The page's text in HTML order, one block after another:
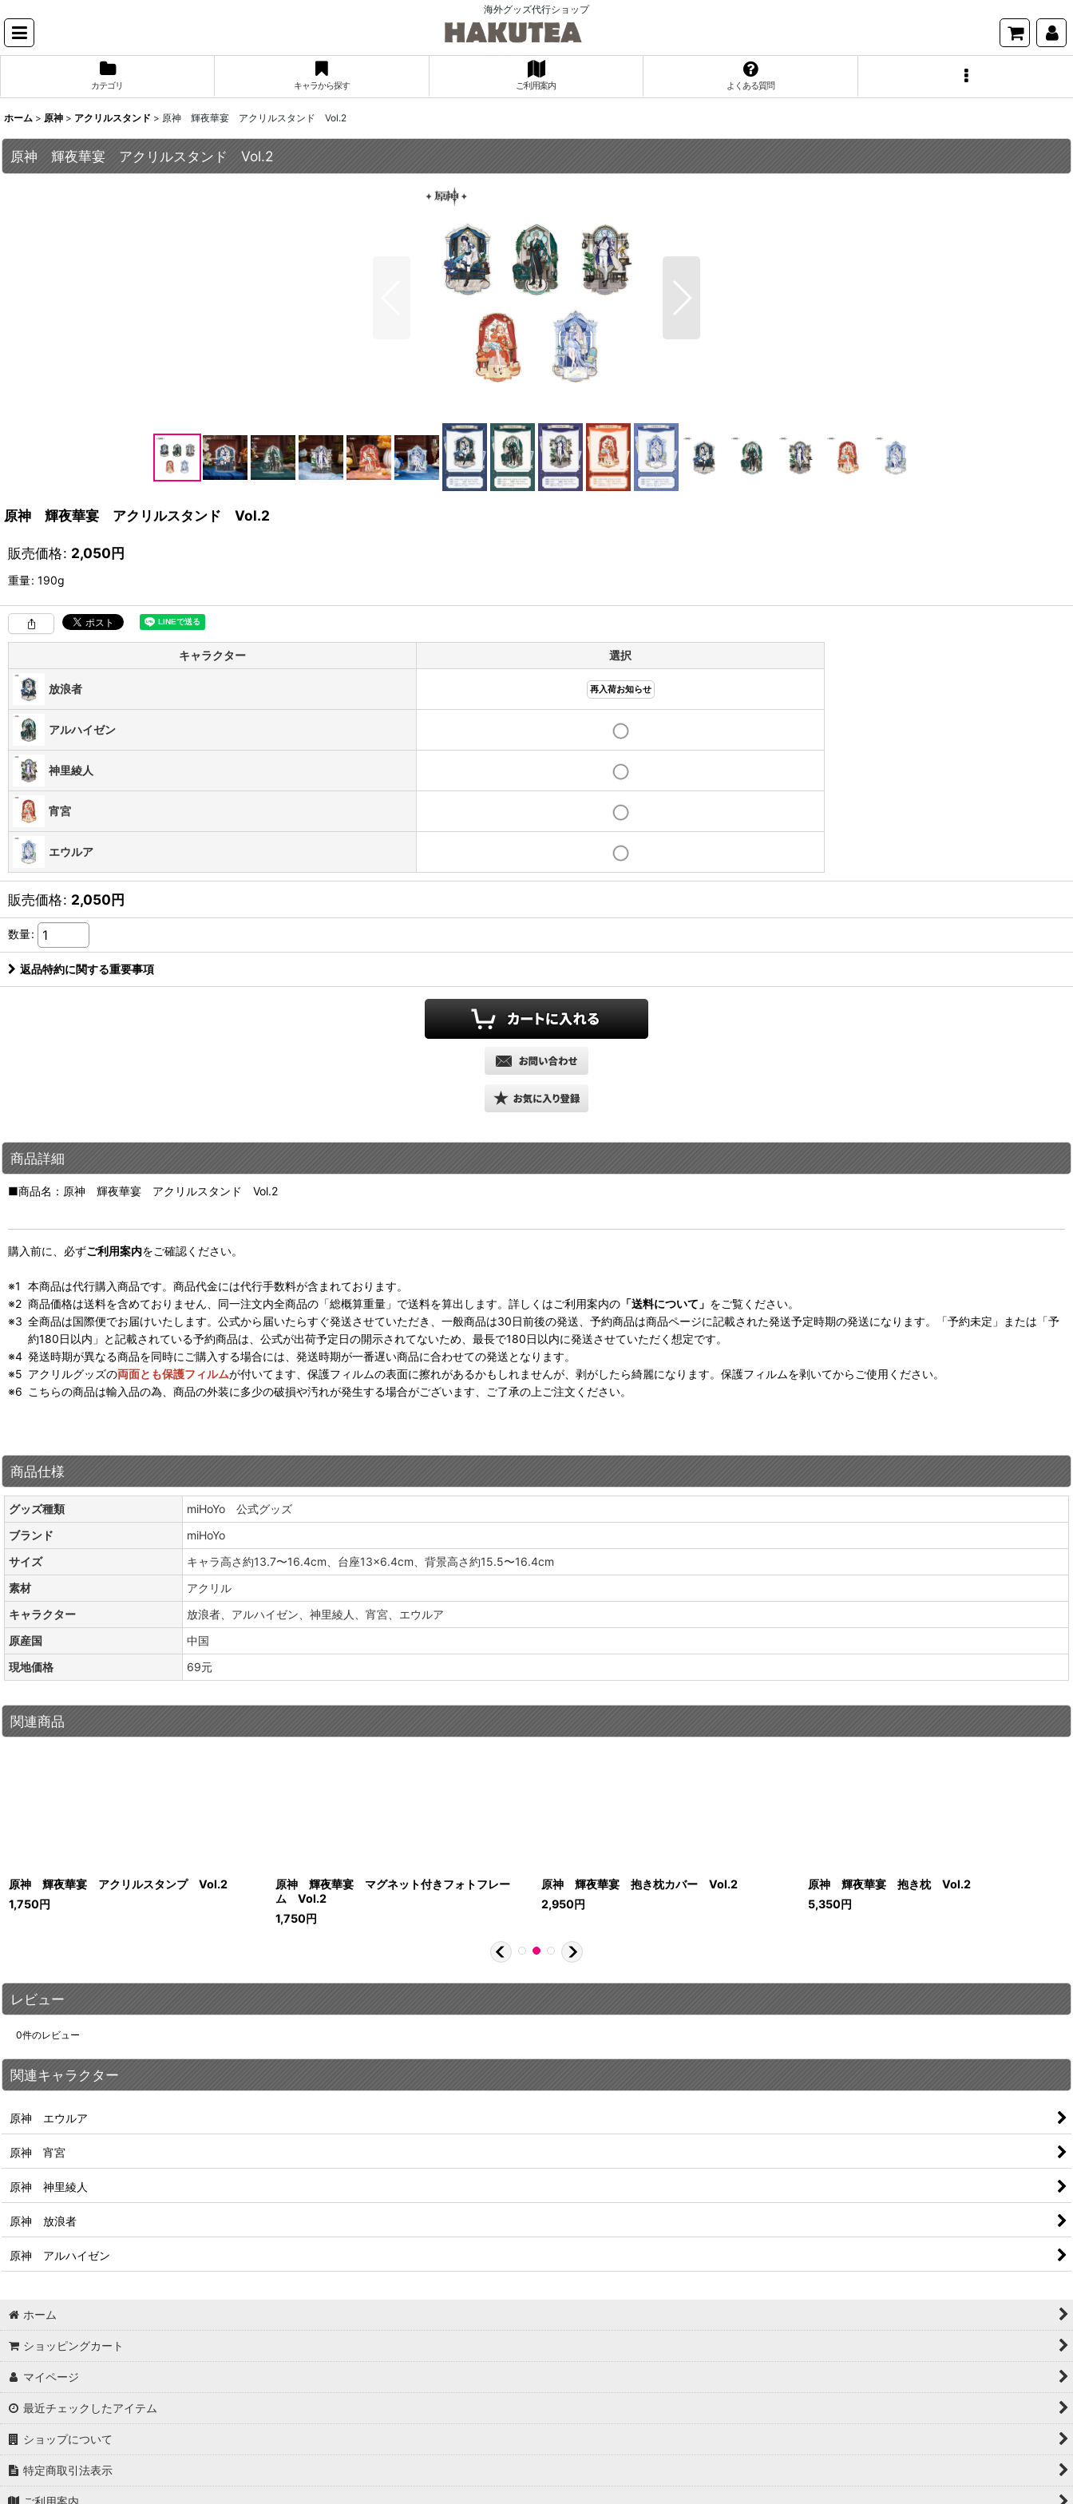
海外グッズ代行ショップ
カテゴリ キャラから探す ご利用案内 よくある質問
ホーム > 原神 > アクリルスタンド > 原神 輝夜華宴 アクリルスタンド Vol.2
原神 輝夜華宴 アクリルスタンド Vol.2
原神 輝夜華宴 アクリルスタンド Vol.2
販売価格: 2,050円
重量: 190g
キャラクター 選択
放浪者 再入荷お知らせ
アルハイゼン
神里綾人
宵宮
エウルア
販売価格: 2,050円
数量:
返品特約に関する重要事項
商品詳細
■商品名：原神 輝夜華宴 アクリルスタンド Vol.2
購入前に、必ずご利用案内をご確認ください。
本商品は代行購入商品です。商品代金には代行手数料が含まれております。
商品価格は送料を含めておりません、同一注文内全商品の「総概算重量」で送料を算出します。詳しくはご利用案内の 「送料について」 をご覧ください。
全商品は国際便でお届けいたします。公式から届いたらすぐ発送させていただき、一般商品は30日前後の発送、予約商品は商品ページに記載された発送予定時期の発送になります。「予約未定」または「予
約180日以内」と記載されている予約商品は、公式が出荷予定日の開示されてないため、最長で180日以内に発送させていただく想定です。
発送時期が異なる商品を同時にご購入する場合には、発送時期が一番遅い商品に合わせての発送となります。
アクリルグッズの両面とも保護フィルムが付いてます、保護フィルムの表面に擦れがあるかもしれませんが、剥がしたら綺麗になります。保護フィルムを剥いてからご使用ください。
こちらの商品は輸入品の為、商品の外装に多少の破損や汚れが発生する場合がございます、ご了承の上ご注文ください。
商品仕様
グッズ種類
miHoYo 公式グッズ
ブランド
miHoYo
サイズ
キャラ高さ約13.7〜16.4cm、台座13×6.4cm、背景高さ約15.5〜16.4cm
素材
アクリル
キャラクター
放浪者、アルハイゼン、神里綾人、宵宮、エウルア
原産国
中国
現地価格
69元
関連商品
原神 輝夜華宴 アクリルスタンプ Vol.2
1,750円
原神 輝夜華宴 マグネット付きフォトフレー
ム Vol.2
1,750円
原神 輝夜華宴 抱き枕カバー Vol.2
2,950円
原神 輝夜華宴 抱き枕 Vol.2
5,350円
レビュー
0件のレビュー
関連キャラクター
原神 エウルア
原神 宵宮
原神 神里綾人
原神 放浪者
原神 アルハイゼン
ホーム
ショッピングカート
マイページ
最近チェックしたアイテム
ショップについて
特定商取引法表示
ご利用案内